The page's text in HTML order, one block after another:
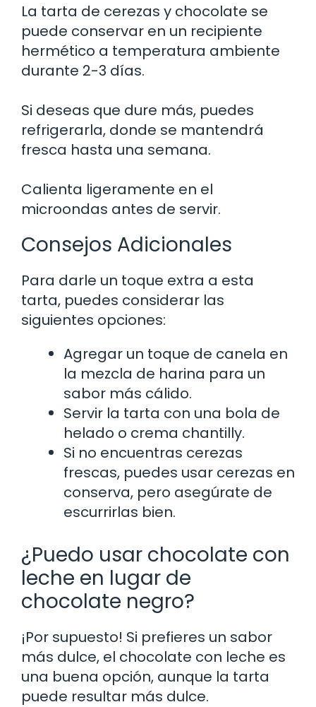
La tarta de cerezas y chocolate se
puede conservar en un recipiente
hermético a temperatura ambiente
durante 2-3 días.
Si deseas que dure más, puedes
refrigerarla, donde se mantendrá
fresca hasta una semana.
Calienta ligeramente en el
microondas antes de servir.
Consejos Adicionales
Para darle un toque extra a esta
tarta, puedes considerar las
siguientes opciones:
Agregar un toque de canela en
la mezcla de harina para un
sabor más cálido.
Servir la tarta con una bola de
helado o crema chantilly.
Si no encuentras cerezas
frescas, puedes usar cerezas en
conserva, pero asegúrate de
escurrirlas bien.
¿Puedo usar chocolate con
leche en lugar de
chocolate negro?
¡Por supuesto! Si prefieres un sabor
más dulce, el chocolate con leche es
una buena opción, aunque la tarta
puede resultar más dulce.